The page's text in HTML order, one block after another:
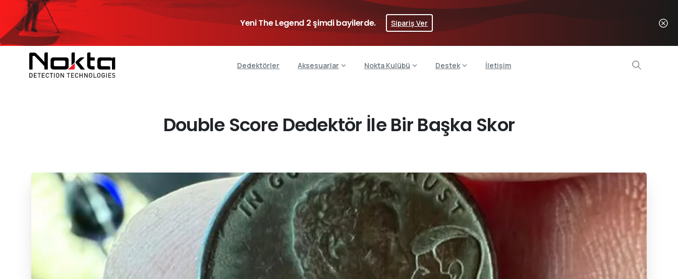
Yeni The Legend 2 şimdi bayilerde. Sipariş Ver
Dedektörler Aksesuarlar Nokta Kulübü Destek İletişim
Double Score Dedektör İle Bir Başka Skor